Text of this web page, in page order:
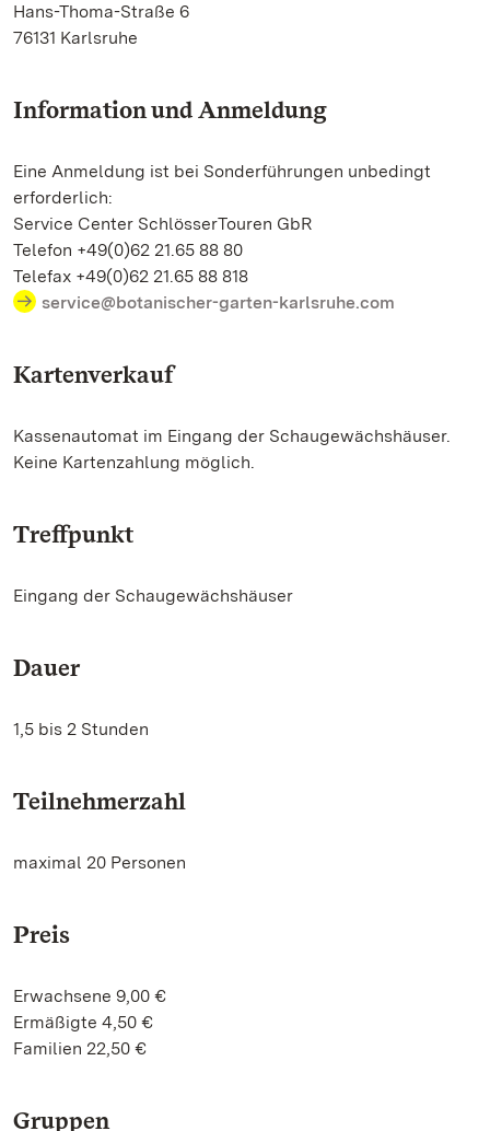
Hans-Thoma-Straße 6
76131 Karlsruhe
Information und Anmeldung
Eine Anmeldung ist bei Sonderführungen unbedingt
erforderlich:
Service Center SchlösserTouren GbR
Telefon +49(0)62 21.65 88 80
Telefax +49(0)62 21.65 88 818
service@botanischer-garten-karlsruhe.com
Kartenverkauf
Kassenautomat im Eingang der Schaugewächshäuser.
Keine Kartenzahlung möglich.
Treffpunkt
Eingang der Schaugewächshäuser
Dauer
1,5 bis 2 Stunden
Teilnehmerzahl
maximal 20 Personen
Preis
Erwachsene 9,00 €
Ermäßigte 4,50 €
Familien 22,50 €
Gruppen